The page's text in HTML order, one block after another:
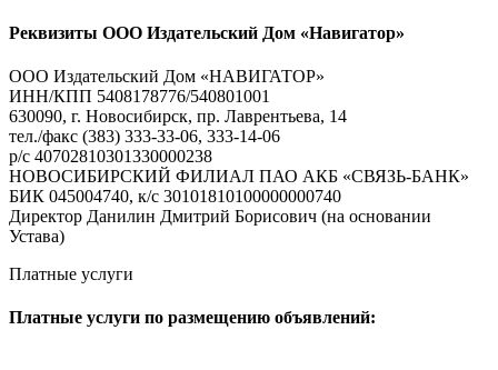
Реквизиты ООО Издательский Дом «Навигатор»
ООО Издательский Дом «НАВИГАТОР»
ИНН/КПП 5408178776/540801001
630090, г. Новосибирск, пр. Лаврентьева, 14
тел./факс (383) 333-33-06, 333-14-06
р/с 40702810301330000238
НОВОСИБИРСКИЙ ФИЛИАЛ ПАО АКБ «СВЯЗЬ-БАНК»
БИК 045004740, к/с 30101810100000000740
Директор Данилин Дмитрий Борисович (на основании
Устава)
Платные услуги
Платные услуги по размещению объявлений: